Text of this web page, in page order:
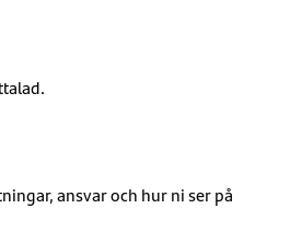
ansvar och hur ni ser på